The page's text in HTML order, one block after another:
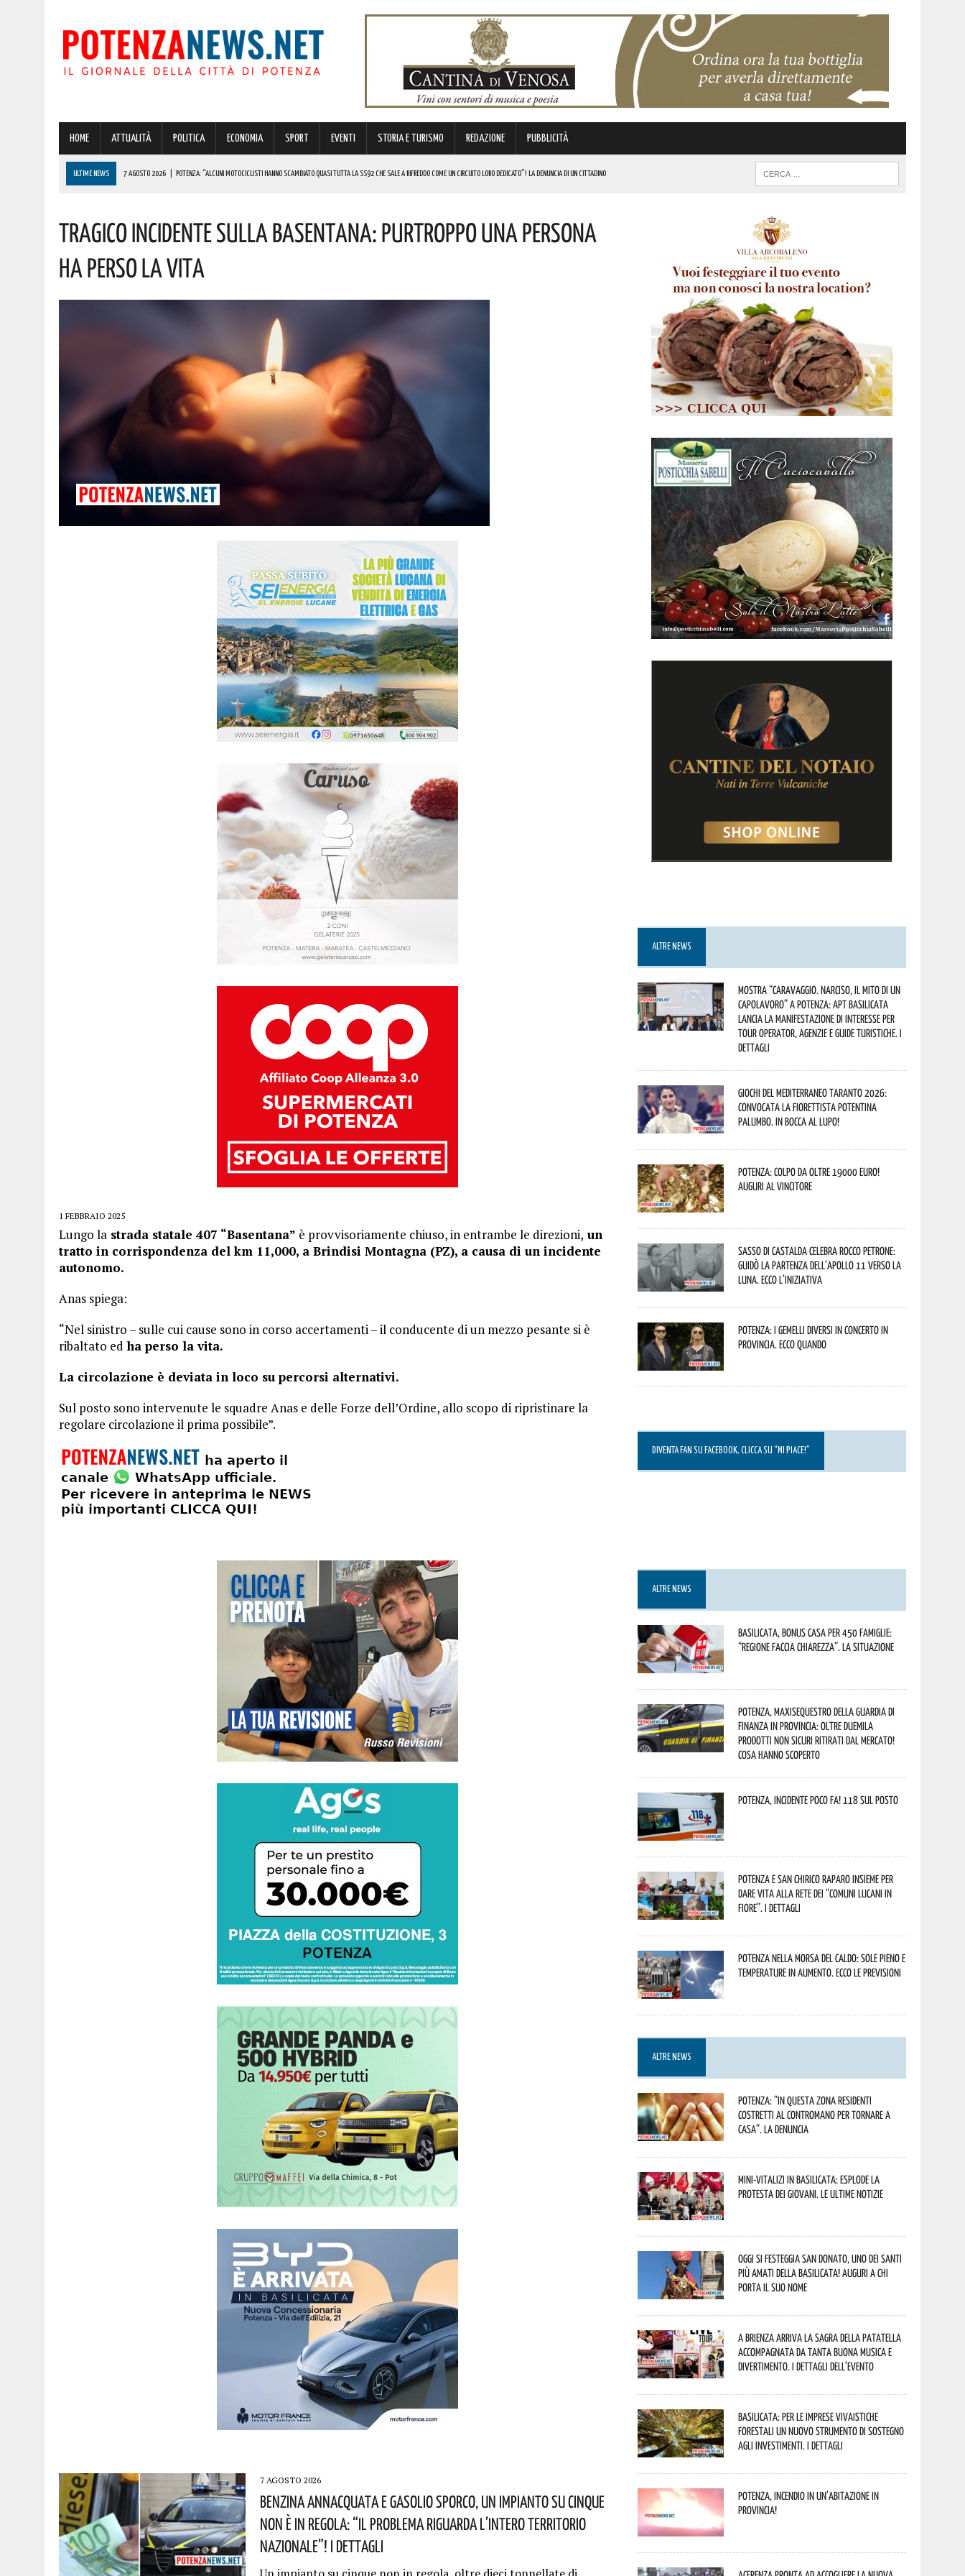
HOME ATTUALITÀ POLITICA ECONOMIA SPORT EVENTI STORIA E TURISMO REDAZIONE PUBBLICITÀ
ULTIME NEWS 7 AGOSTO 2026 POTENZA: “ALCUNI MOTOCICLISTI HANNO SCAMBIATO QUASI TUTTA LA SS92 CHE SALE A RIFREDDO COME UN CIRCUITO LORO DEDICATO”! LA DENUNCIA DI UN CITTADINO
7 AGOSTO 2026 | DALLA REGIONE VIA LIBERA ALLA REALIZZAZIONE A PICERNO E MELFI DI SISTEMI DI ACCUMULO DI ENERGIA ELETTRICA A BATTERIE. I DETTAGLI
7 AGOSTO 2026 | BENZINA ANNACQUATA E GASOLIO SPORCO, UN IMPIANTO SU CINQUE NON È IN REGOLA: “IL PROBLEMA RIGUARDA L’INTERO TERRITORIO NAZIONALE”! I DETTAGLI
Tragico Incidente Sulla Basentana: Purtroppo Una Persona
Ha Perso La Vita
1 FEBBRAIO 2025
Lungo la strada statale 407 “Basentana” è provvisoriamente chiuso, in entrambe le direzioni, un
tratto in corrispondenza del km 11,000, a Brindisi Montagna (PZ), a causa di un incidente
autonomo.
Anas spiega:
“Nel sinistro – sulle cui cause sono in corso accertamenti – il conducente di un mezzo pesante si è
ribaltato ed ha perso la vita.
La circolazione è deviata in loco su percorsi alternativi.
Sul posto sono intervenute le squadre Anas e delle Forze dell’Ordine, allo scopo di ripristinare la
regolare circolazione il prima possibile”.
7 AGOSTO 2026
Benzina Annacquata E Gasolio Sporco, Un Impianto Su Cinque
Non È In Regola: “il Problema Riguarda L’intero Territorio
Nazionale”! I Dettagli
ALTRE NEWS
Mostra “Caravaggio. Narciso, il mito di un
capolavoro” a Potenza: APT Basilicata
lancia la manifestazione di interesse per
Tour Operator, Agenzie e Guide Turistiche. I
dettagli
Giochi del Mediterraneo Taranto 2026:
convocata la fiorettista potentina
Palumbo. In bocca al lupo!
Potenza: colpo da oltre 19000 Euro!
Auguri al vincitore
Sasso di Castalda celebra Rocco Petrone:
guidò la partenza dell’Apollo 11 verso la
Luna. Ecco l’iniziativa
Potenza: i Gemelli DiVersi in concerto in
provincia. Ecco quando
DIVENTA FAN SU FACEBOOK, CLICCA SU “MI PIACE!”
ALTRE NEWS
Basilicata, Bonus casa per 450 famiglie:
“Regione faccia chiarezza”. La situazione
Potenza, maxisequestro della Guardia di
Finanza in provincia: oltre duemila
prodotti non sicuri ritirati dal mercato!
Cosa hanno scoperto
Potenza, incidente poco fa! 118 sul posto
Potenza e San Chirico Raparo insieme per
dare vita alla rete dei “Comuni Lucani in
Fiore”. I dettagli
Potenza nella morsa del caldo: sole pieno e
temperature in aumento. Ecco le previsioni
ALTRE NEWS
Potenza: “In questa zona residenti
costretti al contromano per tornare a
casa”. La denuncia
Mini-vitalizi in Basilicata: esplode la
protesta dei giovani. Le ultime notizie
Oggi si festeggia San Donato, uno dei Santi
più amati della Basilicata! Auguri a chi
porta il suo nome
A Brienza arriva la Sagra della Patatella
accompagnata da tanta buona musica e
divertimento. I dettagli dell’evento
Basilicata: per le imprese vivaistiche
forestali un nuovo strumento di sostegno
agli investimenti. I dettagli
Potenza, incendio in un’abitazione in
provincia!